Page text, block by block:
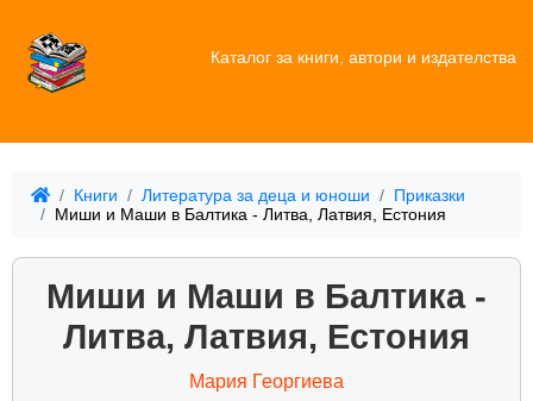
Каталог за книги, автори и издателства
Книги Литература за деца и юноши
Приказки
Миши и Маши в Балтика - Литва, Латвия, Естония
Миши и Маши в Балтика -
Литва, Латвия, Естония
Мария Георгиева